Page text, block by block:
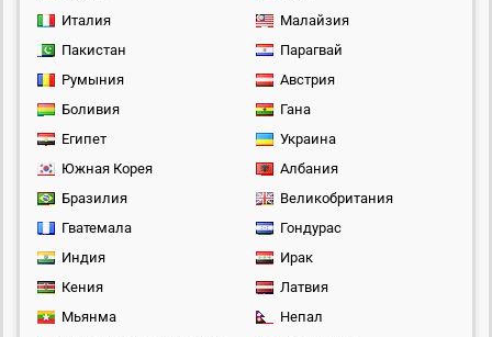
Италия
Малайзия
Пакистан
Парагвай
Румыния
Австрия
Боливия
Гана
Египет
Украина
Южная Корея
Албания
Бразилия
Великобритания
Гватемала
Гондурас
Индия
Ирак
Кения
Латвия
Мьянма
Непал